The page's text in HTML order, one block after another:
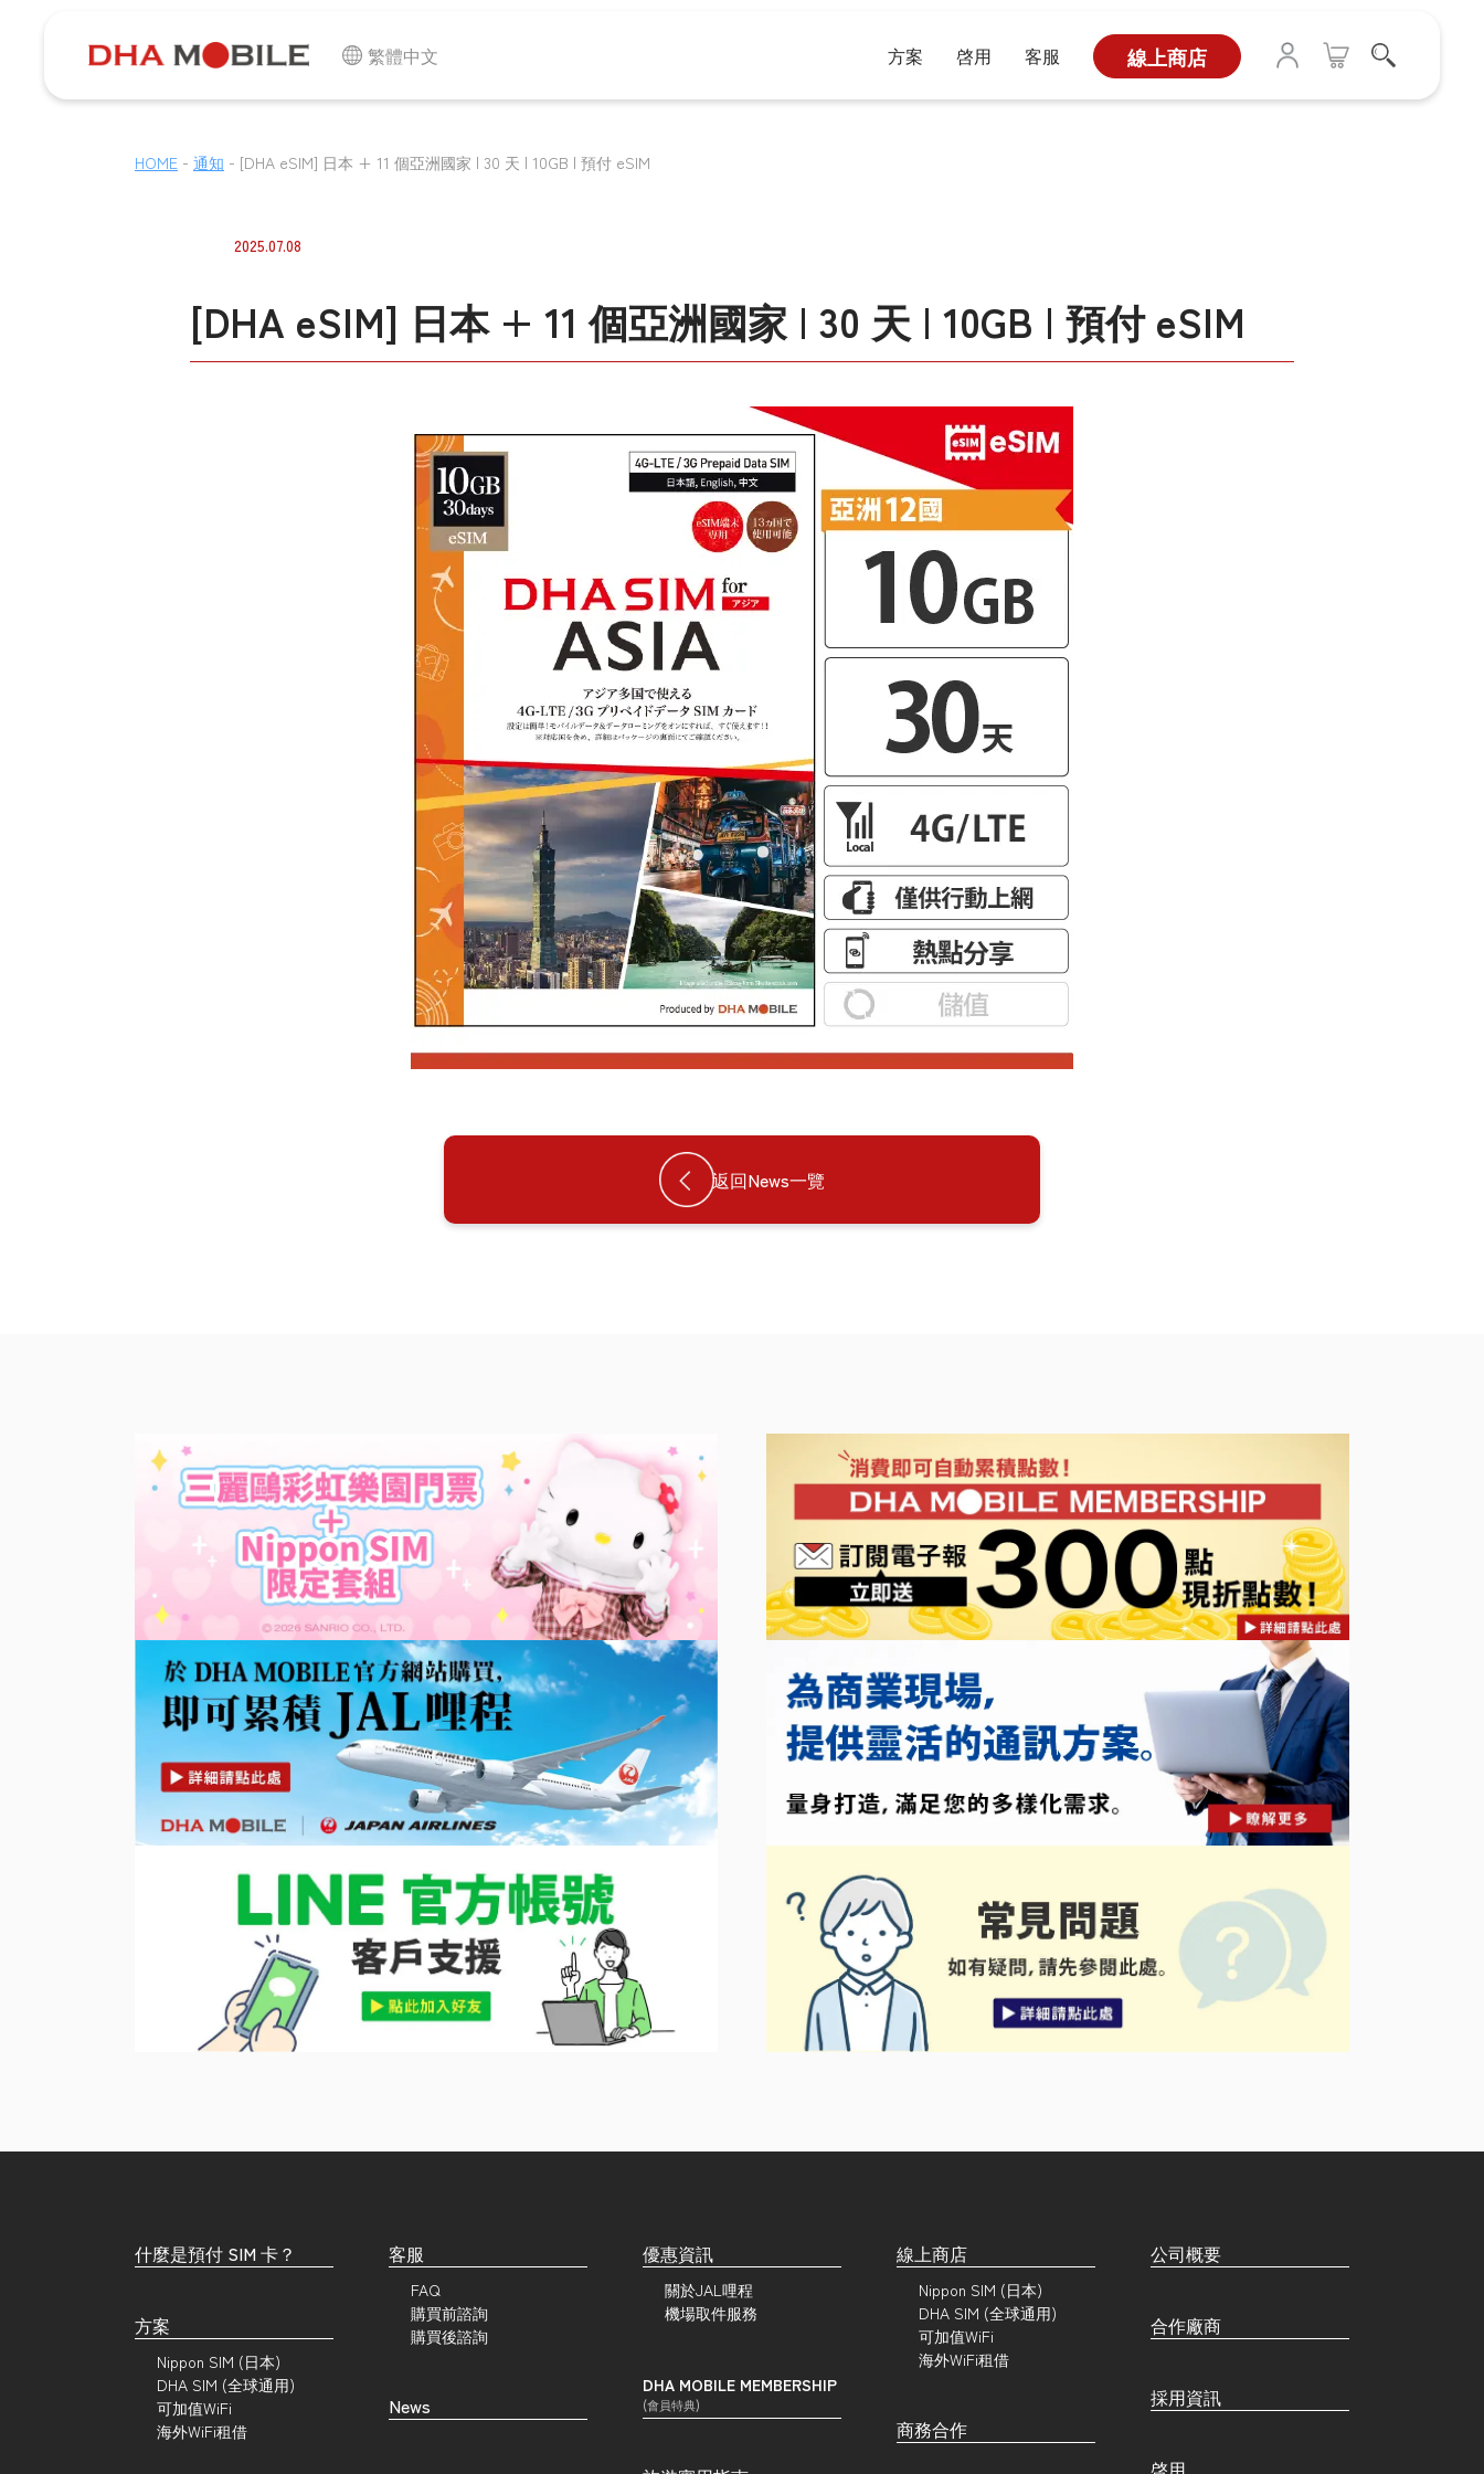
繁體中文 方案 啓用 客服 線上商店
HOME - 通知 - [DHA eSIM] 日本 + 11 個亞洲國家 | 30 天 | 10GB | 預付 eSIM
2025.07.08
[DHA eSIM] 日本 + 11 個亞洲國家 | 30 天 | 10GB | 預付 eSIM
返回News一覽
什麼是預付 SIM 卡？
方案
Nippon SIM (日本)
DHA SIM (全球通用)
可加值WiFi
海外WiFi租借
客服
FAQ
購買前諮詢
購買後諮詢
News
優惠資訊
關於JAL哩程
機場取件服務
DHA MOBILE MEMBERSHIP
(會員特典)
線上商店
Nippon SIM (日本)
DHA SIM (全球通用)
可加值WiFi
海外WiFi租借
商務合作
公司概要
合作廠商
採用資訊